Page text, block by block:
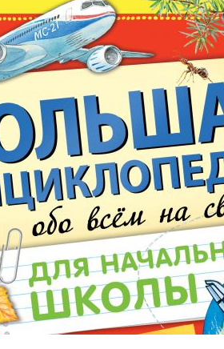
о космосе.
и фактов (2023 г.)